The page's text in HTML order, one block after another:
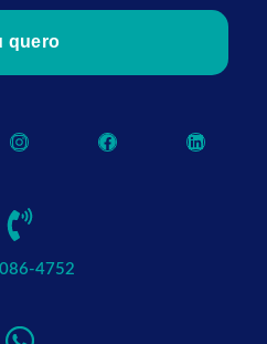
quero
4752